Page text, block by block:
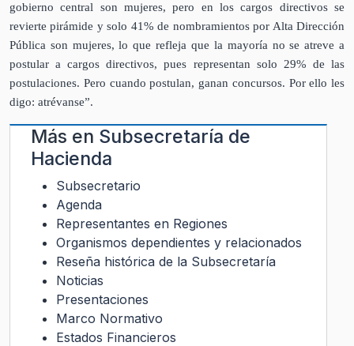
gobierno central son mujeres, pero en los cargos directivos se
revierte pirámide y solo 41% de nombramientos por Alta Dirección
Pública son mujeres, lo que refleja que la mayoría no se atreve a
postular a cargos directivos, pues representan solo 29% de las
postulaciones. Pero cuando postulan, ganan concursos. Por ello les
digo: atrévanse”.
Más en Subsecretaría de
Hacienda
Subsecretario
Agenda
Representantes en Regiones
Organismos dependientes y relacionados
Reseña histórica de la Subsecretaría
Noticias
Presentaciones
Marco Normativo
Estados Financieros